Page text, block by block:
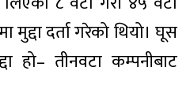
दर्ता गरेको थियो। घूस
हो– तीनवटा कम्पनीबाट